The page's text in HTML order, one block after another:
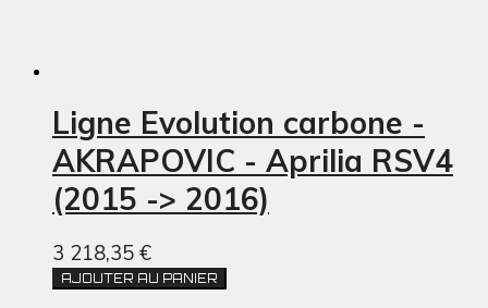
Ligne Evolution carbone -
AKRAPOVIC - Aprilia RSV4
(2015 -> 2016)
3 218,35 €
AJOUTER AU PANIER